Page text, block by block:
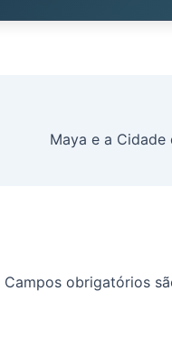
Campos obrigatórios